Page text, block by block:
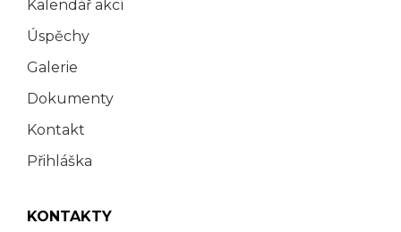
Kalendář akcí
Úspěchy
Galerie
Dokumenty
Kontakt
Přihláška
KONTAKTY